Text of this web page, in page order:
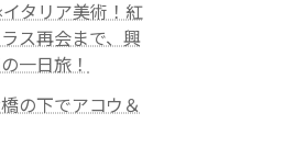
タリア美術！紅
ス再会まで、興
一日旅！
の下でアコウ＆